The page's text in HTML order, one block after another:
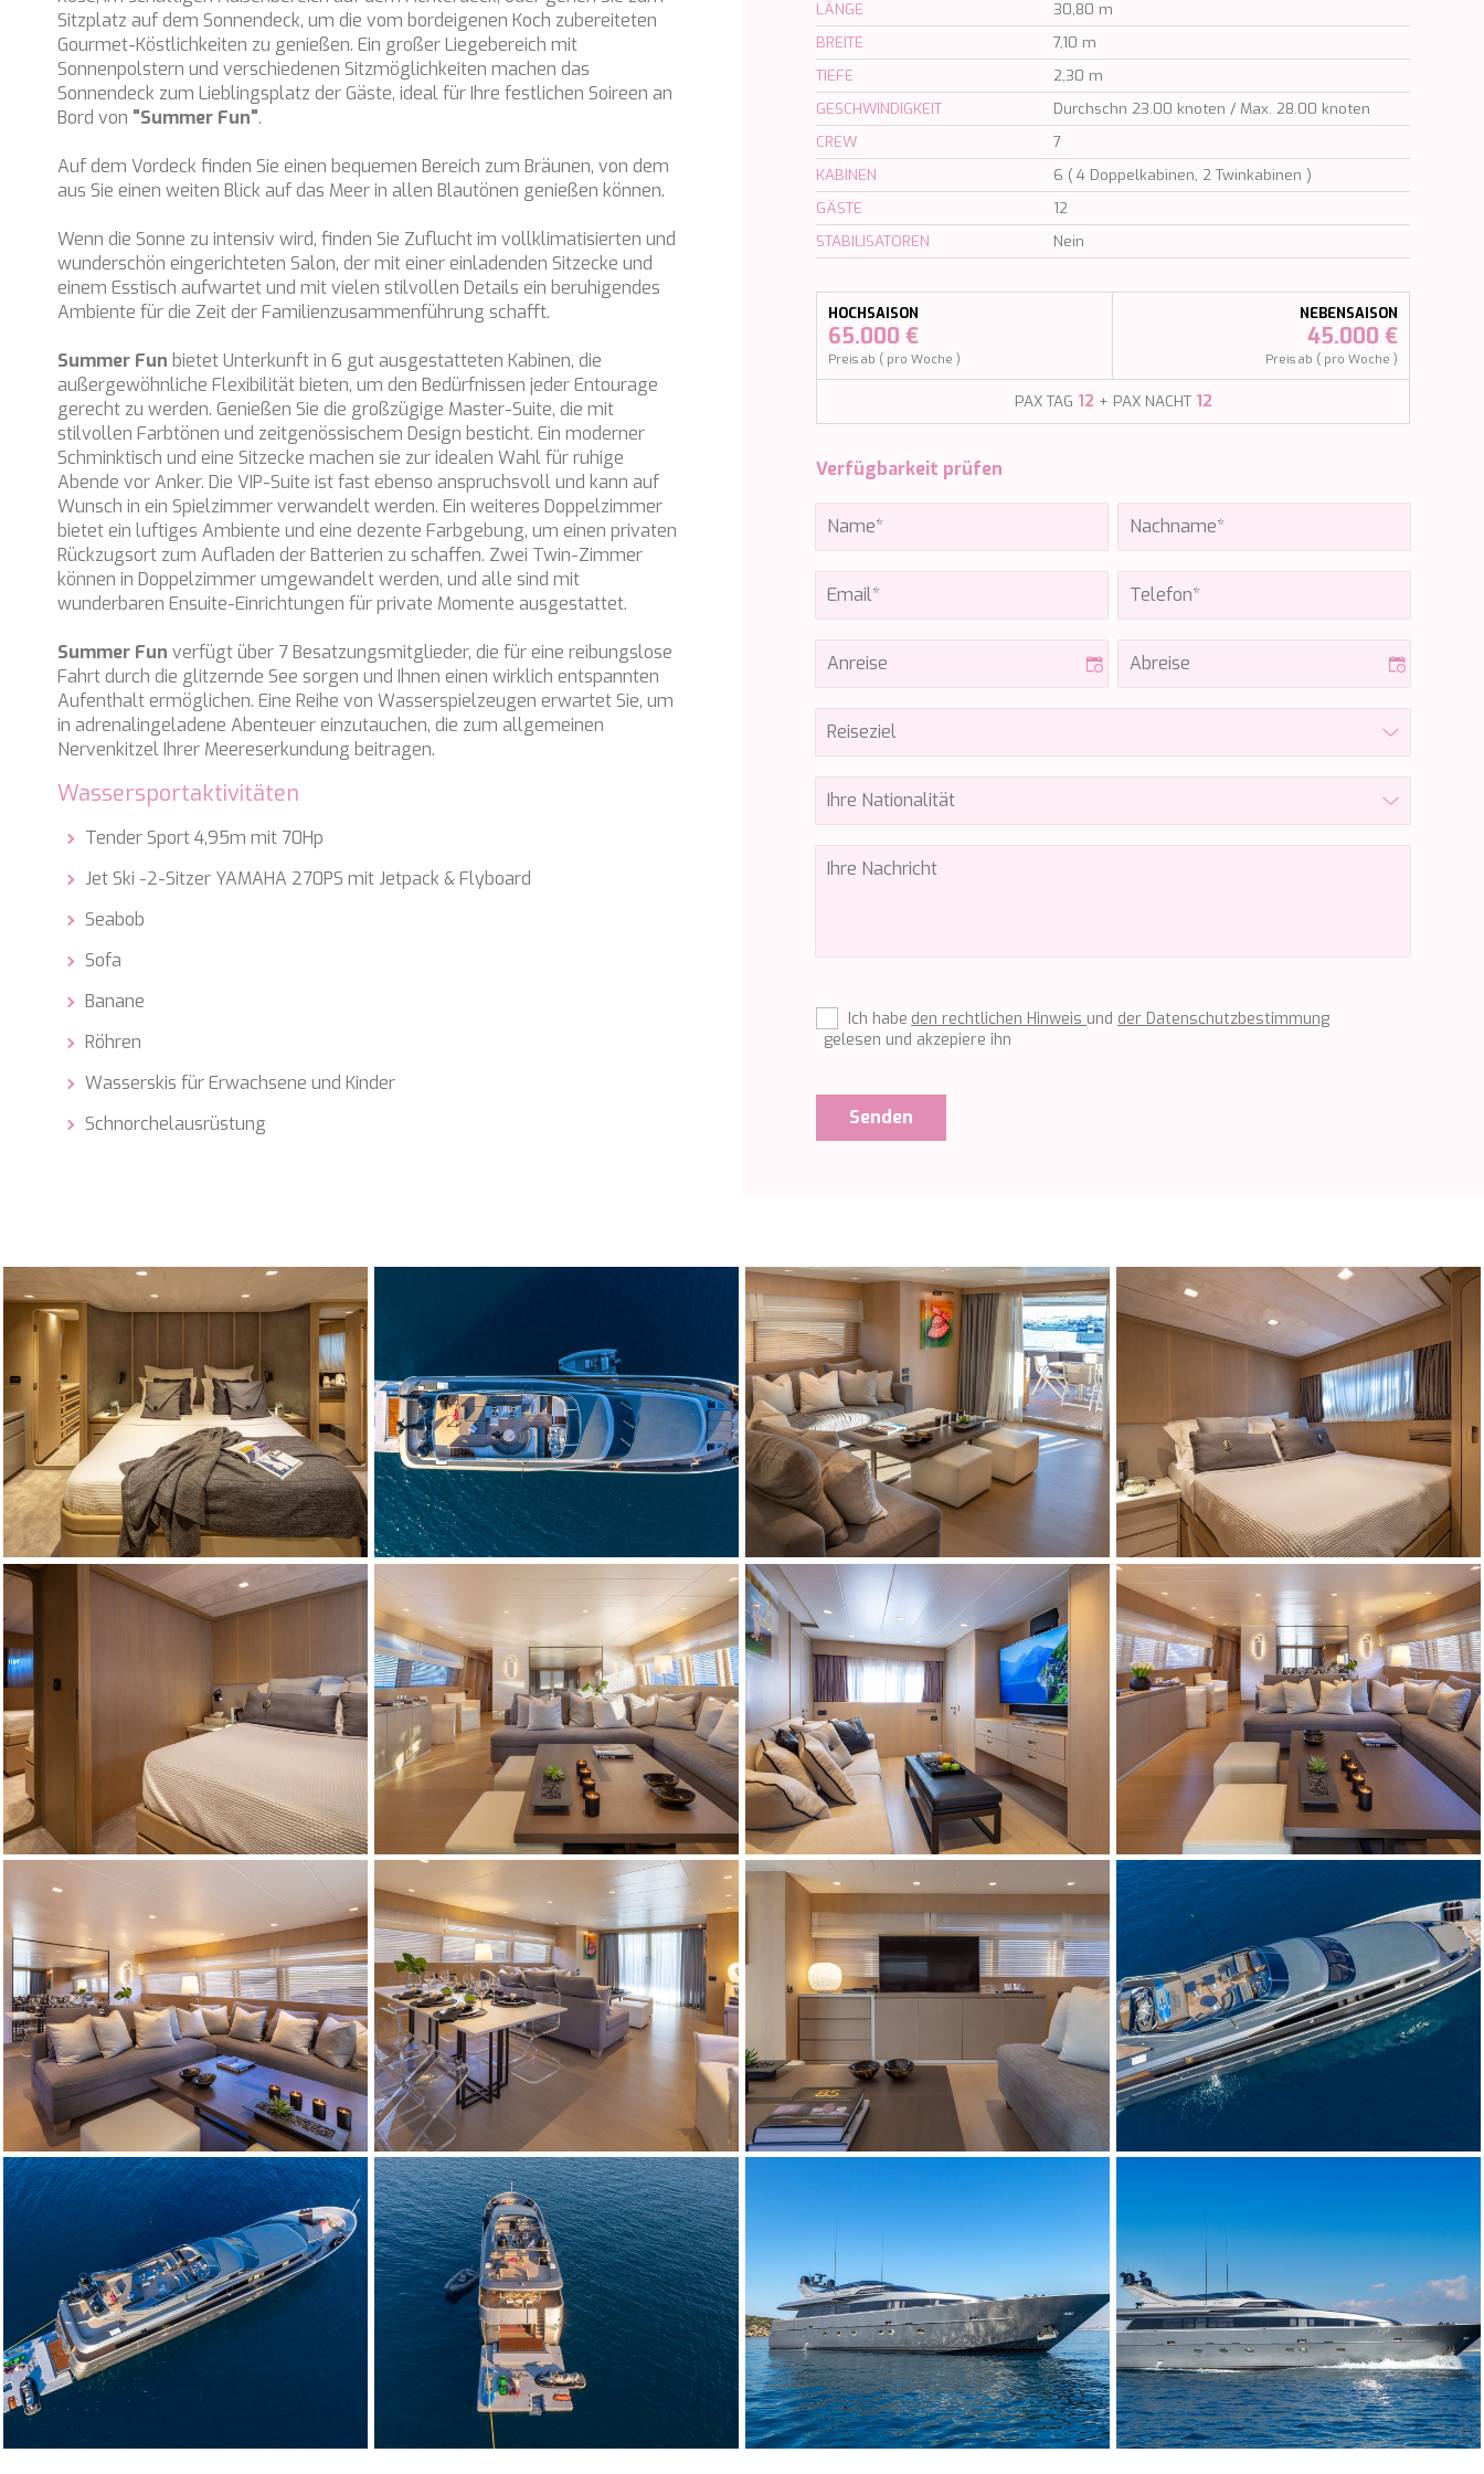
Sitzplatz auf dem Sonnendeck, um die vom bordeigenen Koch zubereiteten
Gourmet-Köstlichkeiten zu genießen. Ein großer Liegebereich mit
Sonnenpolstern und verschiedenen Sitzmöglichkeiten machen das
Sonnendeck zum Lieblingsplatz der Gäste, ideal für Ihre festlichen Soireen an
Bord von "Summer Fun".
Auf dem Vordeck finden Sie einen bequemen Bereich zum Bräunen, von dem
aus Sie einen weiten Blick auf das Meer in allen Blautönen genießen können.
Wenn die Sonne zu intensiv wird, finden Sie Zuflucht im vollklimatisierten und
wunderschön eingerichteten Salon, der mit einer einladenden Sitzecke und
einem Esstisch aufwartet und mit vielen stilvollen Details ein beruhigendes
Ambiente für die Zeit der Familienzusammenführung schafft.
Summer Fun bietet Unterkunft in 6 gut ausgestatteten Kabinen, die
außergewöhnliche Flexibilität bieten, um den Bedürfnissen jeder Entourage
gerecht zu werden. Genießen Sie die großzügige Master-Suite, die mit
stilvollen Farbtönen und zeitgenössischem Design besticht. Ein moderner
Schminktisch und eine Sitzecke machen sie zur idealen Wahl für ruhige
Abende vor Anker. Die VIP-Suite ist fast ebenso anspruchsvoll und kann auf
Wunsch in ein Spielzimmer verwandelt werden. Ein weiteres Doppelzimmer
bietet ein luftiges Ambiente und eine dezente Farbgebung, um einen privaten
Rückzugsort zum Aufladen der Batterien zu schaffen. Zwei Twin-Zimmer
können in Doppelzimmer umgewandelt werden, und alle sind mit
wunderbaren Ensuite-Einrichtungen für private Momente ausgestattet.
Summer Fun verfügt über 7 Besatzungsmitglieder, die für eine reibungslose
Fahrt durch die glitzernde See sorgen und Ihnen einen wirklich entspannten
Aufenthalt ermöglichen. Eine Reihe von Wasserspielzeugen erwartet Sie, um
in adrenalingeladene Abenteuer einzutauchen, die zum allgemeinen
Nervenkitzel Ihrer Meereserkundung beitragen.
Wassersportaktivitäten
Tender Sport 4,95m mit 70Hp
Jet Ski -2-Sitzer YAMAHA 270PS mit Jetpack & Flyboard
Seabob
Sofa
Banane
Röhren
Wasserskis für Erwachsene und Kinder
Schnorchelausrüstung
LÄNGE
30,80 m
BREITE
7,10 m
TIEFE
2,30 m
GESCHWINDIGKEIT
Durchschn 23.00 knoten / Max. 28.00 knoten
CREW
7
KABINEN
6 ( 4 Doppelkabinen, 2 Twinkabinen )
GÄSTE
12
STABILISATOREN
Nein
HOCHSAISON
65.000 €
Preis ab ( pro Woche )
NEBENSAISON
45.000 €
Preis ab ( pro Woche )
PAX TAG 12 + PAX NACHT 12
Verfügbarkeit prüfen
Ich habe den rechtlichen Hinweis und der Datenschutzbestimmung
gelesen und akzepiere ihn
Senden